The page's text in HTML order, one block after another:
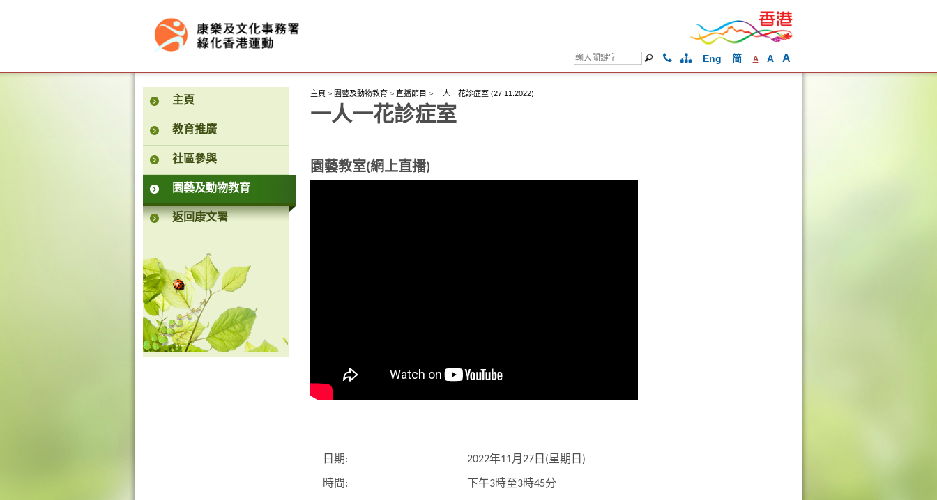
Eng 简 A A A
按“Tab”進入菜單
主頁
教育推廣
社區參與
園藝及動物教育
返回康文署
主頁 > 園藝及動物教育> 直播節目 > 一人一花診症室 (27.11.2022)
一人一花診症室
園藝教室(網上直播)
日期: 2022年11月27日(星期日)
時間: 下午3時至3時45分